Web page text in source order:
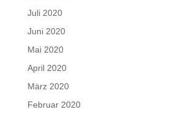
Juli 2020
Juni 2020
Mai 2020
April 2020
März 2020
Februar 2020